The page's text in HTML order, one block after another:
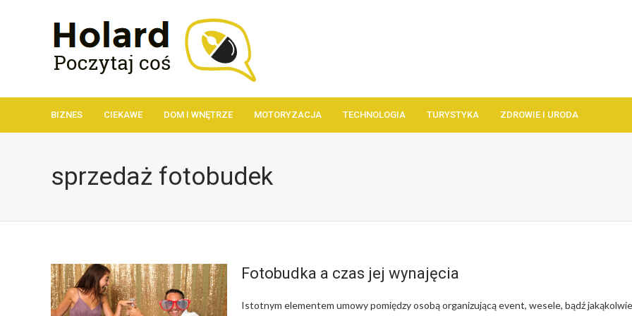
BIZNES CIEKAWE DOM I WNĘTRZE MOTORYZACJA TECHNOLOGIA TURYSTYKA ZDROWIE I URODA
sprzedaż fotobudek
Fotobudka a czas jej wynajęcia
Istotnym elementem umowy pomiędzy osobą organizującą event, wesele, bądź